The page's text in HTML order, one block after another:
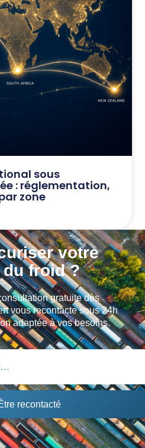
sous
: réglementation,
zone
votre
froid ?
gratuite dès
vous recontacte sous 24h
adaptée à vos besoins.
recontacté